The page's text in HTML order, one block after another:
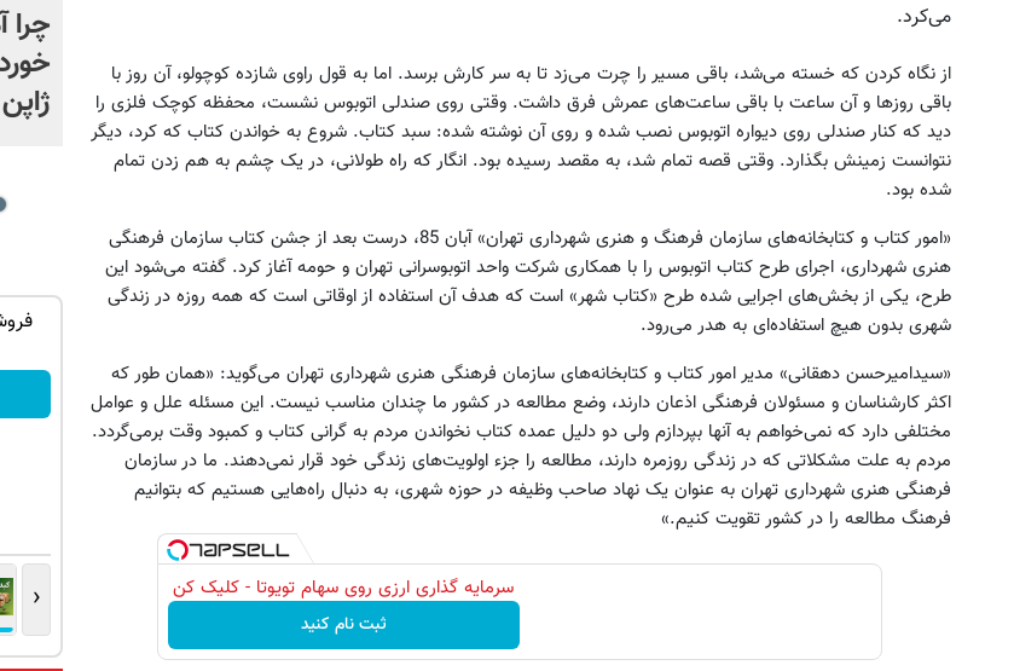
می‌کرد.
از نگاه کردن که خسته می‌شد، باقی مسیر را چرت می‌زد تا به سر کارش برسد. اما به قول راوی شازده کوچولو، آن روز با
باقی روزها و آن ساعت با باقی ساعت‌های عمرش فرق داشت. وقتی روی صندلی اتوبوس نشست، محفظه کوچک فلزی را
دید که کنار صندلی روی دیواره اتوبوس نصب شده و روی آن نوشته شده: سبد کتاب. شروع به خواندن کتاب که کرد، دیگر
نتوانست زمینش بگذارد. وقتی قصه تمام شد، به مقصد رسیده بود. انگار که راه طولانی، در یک چشم به هم زدن تمام
شده بود.
«امور کتاب و کتابخانه‌های سازمان فرهنگ و هنری شهرداری تهران» آبان 85، درست بعد از جشن کتاب سازمان فرهنگی
هنری شهرداری، اجرای طرح کتاب اتوبوس را با همکاری شرکت واحد اتوبوسرانی تهران و حومه آغاز کرد. گفته می‌شود این
طرح، یکی از بخش‌های اجرایی شده طرح «کتاب شهر» است که هدف آن استفاده از اوقاتی است که همه روزه در زندگی
شهری بدون هیچ استفاده‌ای به هدر می‌رود.
«سیدامیرحسن دهقانی» مدیر امور کتاب و کتابخانه‌های سازمان فرهنگی هنری شهرداری تهران می‌گوید: «همان طور که
اکثر کارشناسان و مسئولان فرهنگی اذعان دارند، وضع مطالعه در کشور ما چندان مناسب نیست. این مسئله علل و عوامل
مختلفی دارد که نمی‌خواهم به آنها بپردازم ولی دو دلیل عمده کتاب نخواندن مردم به گرانی کتاب و کمبود وقت برمی‌گردد.
مردم به علت مشکلاتی که در زندگی روزمره دارند، مطالعه را جزء اولویت‌های زندگی خود قرار نمی‌دهند. ما در سازمان
فرهنگی هنری شهرداری تهران به عنوان یک نهاد صاحب وظیفه در حوزه شهری، به دنبال راه‌هایی هستیم که بتوانیم
فرهنگ مطالعه را در کشور تقویت کنیم.»
سرمایه گذاری ارزی روی سهام تویوتا - کلیک کن
ثبت نام کنید
ایستگاه های مترو چیست؟
چرا
رو برای یک عمر تضمین کن(
خرید محصول
با پودر جلبک شکم و پهلوتو آب کن و مانکن
تخفیف ویژه!
ثبت درخواست
‹